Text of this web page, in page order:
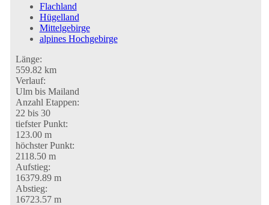
Flachland
Hügelland
Mittelgebirge
alpines Hochgebirge
Länge:
559.82 km
Verlauf:
Ulm bis Mailand
Anzahl Etappen:
22 bis 30
tiefster Punkt:
123.00 m
höchster Punkt:
2118.50 m
Aufstieg:
16379.89 m
Abstieg:
16723.57 m